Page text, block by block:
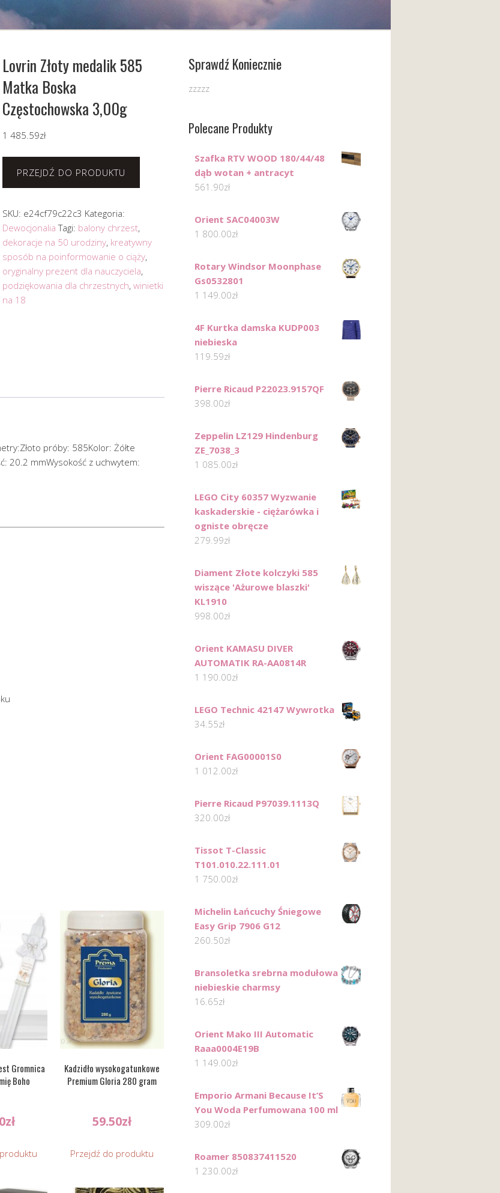
Lovrin Złoty medalik 585
Matka Boska
Częstochowska 3,00g
1 485.59zł
PRZEJDŹ DO PRODUKTU
SKU: e24cf79c22c3 Kategoria:
Dewocjonalia Tagi: balony chrzest,
dekoracje na 50 urodziny, kreatywny
sposób na poinformowanie o ciąży,
oryginalny prezent dla nauczyciela,
podziękowania dla chrzestnych, winietki
na 18
próby: 585Kolor: Żółte
20.2 mmWysokość z uchwytem:
Gromnica
Boho
zł
Kadzidło wysokogatunkowe
Premium Gloria 280 gram
59.50zł
Przejdź do produktu
Sprawdź Koniecznie
zzzzz
Polecane Produkty
Szafka RTV WOOD 180/44/48
dąb wotan + antracyt
561.90zł
Orient SAC04003W
1 800.00zł
Rotary Windsor Moonphase
Gs0532801
1 149.00zł
4F Kurtka damska KUDP003
niebieska
119.59zł
Pierre Ricaud P22023.9157QF
398.00zł
Zeppelin LZ129 Hindenburg
ZE_7038_3
1 085.00zł
LEGO City 60357 Wyzwanie
kaskaderskie - ciężarówka i
ogniste obręcze
279.99zł
Diament Złote kolczyki 585
wiszące 'Ażurowe blaszki'
KL1910
998.00zł
Orient KAMASU DIVER
AUTOMATIK RA-AA0814R
1 190.00zł
LEGO Technic 42147 Wywrotka
34.55zł
Orient FAG00001S0
1 012.00zł
Pierre Ricaud P97039.1113Q
320.00zł
Tissot T-Classic
T101.010.22.111.01
1 750.00zł
Michelin Łańcuchy Śniegowe
Easy Grip 7906 G12
260.50zł
Bransoletka srebrna modułowa
niebieskie charmsy
16.65zł
Orient Mako III Automatic
Raaa0004E19B
1 149.00zł
Emporio Armani Because It’S
You Woda Perfumowana 100 ml
309.00zł
Roamer 850837411520
1 230.00zł